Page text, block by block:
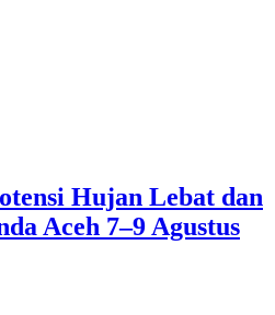
Hujan Lebat dan
Aceh 7–9 Agustus